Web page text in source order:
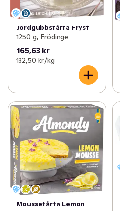
Jordgubbstårta Fryst
1250 g, Frödinge
165,63 kr
132,50 kr /kg
Moussetårta Lemon